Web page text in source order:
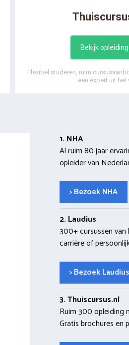
Bekijk
Flexibel studeren, ruim
een expert uit het
1. NHA
Al ruim 80 jaar
opleider van
> Bezoek NHA
2. Laudius
300+ cursussen
carrière of
> Bezoek Laudius
3. Thuiscursus.nl
Ruim 300 opleiding
Gratis brochures en